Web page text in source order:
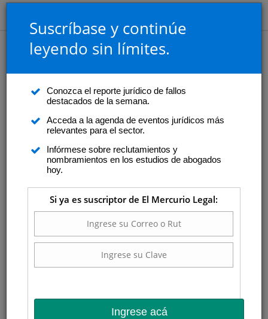
Suscríbase y continúe
leyendo sin límites.
Conozca el reporte jurídico de fallos
destacados de la semana.
Acceda a la agenda de eventos jurídicos más
relevantes para el sector.
Infórmese sobre reclutamientos y
nombramientos en los estudios de abogados
hoy.
Si ya es suscriptor de El Mercurio Legal:
Ingrese acá